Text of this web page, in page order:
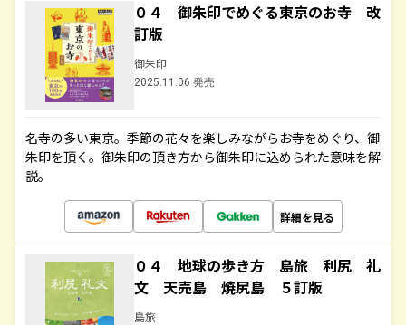
０４ 御朱印でめぐる東京のお寺 改
訂版
御朱印
2025.11.06 発売
名寺の多い東京。季節の花々を楽しみながらお寺をめぐり、御
朱印を頂く。御朱印の頂き方から御朱印に込められた意味を解
説。
詳細を見る
０４ 地球の歩き方 島旅 利尻 礼
文 天売島 焼尻島 ５訂版
島旅